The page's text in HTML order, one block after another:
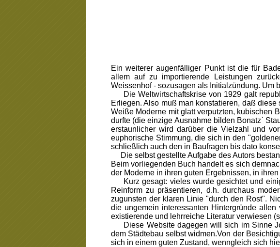
Ein weiterer augenfälliger Punkt ist die für
allem auf zu importierende Leistungen
Weissenhof - sozusagen als Initialzündung. Um
Die Weltwirtschaftskrise von 1929 galt
Erliegen. Also muß man konstatieren, daß
Weiße Moderne mit glatt verputzten, kubischen
durfte (die einzige Ausnahme bilden Bonatz`
erstaunlicher wird darüber die Vielzahl und
euphorische Stimmung, die sich in den
schließlich auch den in Baufragen bis dato
Die selbst gestellte Aufgabe des Autors
Beim vorliegenden Buch handelt es sich
der Moderne in ihren guten Ergebnissen, in
Kurz gesagt: vieles wurde gesichtet und
Reinform zu präsentieren, d.h. durchaus
zugunsten der klaren Linie "durch den Rost".
die ungemein interessanten Hintergründe
existierende und lehrreiche Literatur verwiesen
Diese Website dagegen will sich im Sinne
dem Städtebau selbst widmen.Von der
sich in einem guten Zustand, wenngleich sich